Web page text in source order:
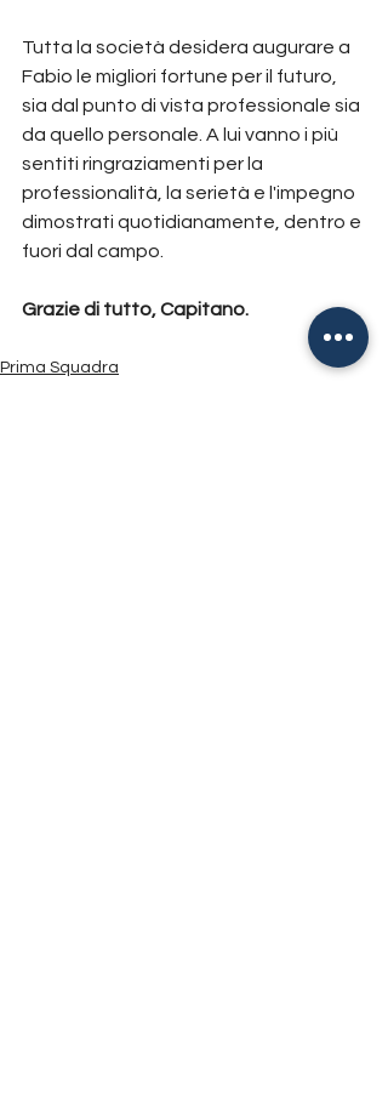
Tutta la società desidera augurare a
Fabio le migliori fortune per il futuro,
sia dal punto di vista professionale sia
da quello personale. A lui vanno i più
sentiti ringraziamenti per la
professionalità, la serietà e l'impegno
dimostrati quotidianamente, dentro e
fuori dal campo.
Grazie di tutto, Capitano.
Prima Squadra